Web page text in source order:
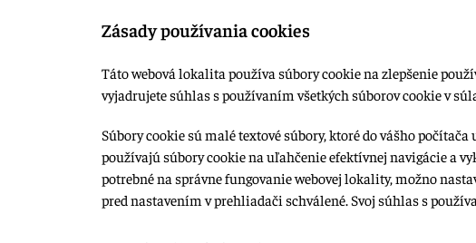
© 2015-2026, LIANA GOLIAŠ s.r.o. všetky práva vyhradené.
Upraviť nastavenia Cookies
Zásady používania cookies
Táto webová lokalita používa súbory cookie na zlepšenie
vyjadrujete súhlas s používaním všetkých súborov cookie v
Súbory cookie sú malé textové súbory, ktoré do vášho
používajú súbory cookie na uľahčenie efektívnej navigácie a
potrebné na správne fungovanie webovej lokality, možno
pred nastavením v prehliadači schválené. Svoj súhlas s